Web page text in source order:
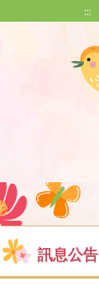
:::
訊息公告